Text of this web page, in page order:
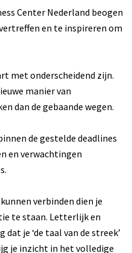
Center Nederland beogen
en te inspireren om
met onderscheidend zijn.
manier van
dan de gebaande wegen.
de gestelde deadlines
en verwachtingen
verbinden dien je
te staan. Letterlijk en
je ‘de taal van de streek’
je inzicht in het volledige